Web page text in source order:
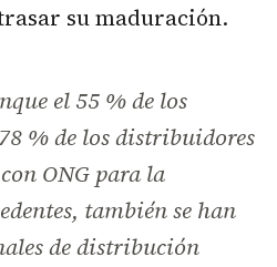
su maduración.
el 55 % de los
% de los distribuidores
ONG para la
también se han
de distribución